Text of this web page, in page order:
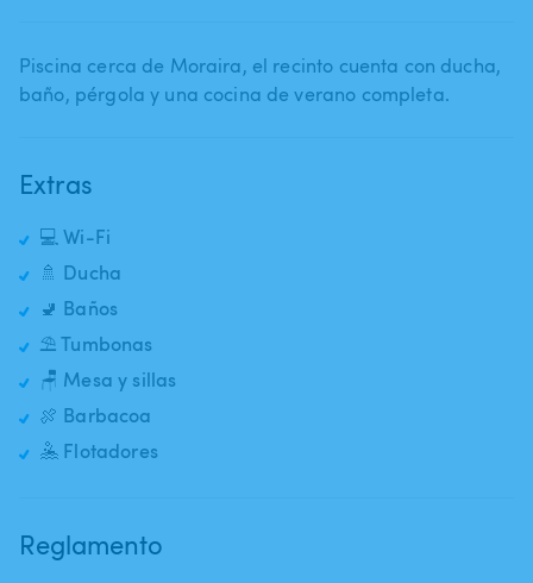
Piscina cerca de Moraira​,​ el recinto cuenta con ducha​,​
baño​,​ pérgola y una cocina de verano completa.
Extras
💻 Wi-Fi
🚿 Ducha
🚽 Baños
⛱️ Tumbonas
🪑 Mesa y sillas
🍖 Barbacoa
🤽 Flotadores
Reglamento